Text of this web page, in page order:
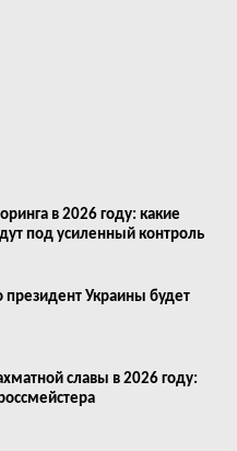
в 2026 году: какие
под усиленный контроль
Украины будет
славы в 2026 году: